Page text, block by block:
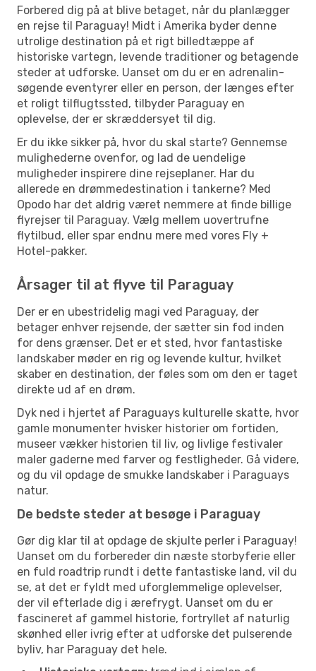
Forbered dig på at blive betaget, når du planlægger
en rejse til Paraguay! Midt i Amerika byder denne
utrolige destination på et rigt billedtæppe af
historiske vartegn, levende traditioner og betagende
steder at udforske. Uanset om du er en adrenalin-
søgende eventyrer eller en person, der længes efter
et roligt tilflugtssted, tilbyder Paraguay en
oplevelse, der er skræddersyet til dig.
Er du ikke sikker på, hvor du skal starte? Gennemse
mulighederne ovenfor, og lad de uendelige
muligheder inspirere dine rejseplaner. Har du
allerede en drømmedestination i tankerne? Med
Opodo har det aldrig været nemmere at finde billige
flyrejser til Paraguay. Vælg mellem uovertrufne
flytilbud, eller spar endnu mere med vores Fly +
Hotel-pakker.
Årsager til at flyve til Paraguay
Der er en ubestridelig magi ved Paraguay, der
betager enhver rejsende, der sætter sin fod inden
for dens grænser. Det er et sted, hvor fantastiske
landskaber møder en rig og levende kultur, hvilket
skaber en destination, der føles som om den er taget
direkte ud af en drøm.
Dyk ned i hjertet af Paraguays kulturelle skatte, hvor
gamle monumenter hvisker historier om fortiden,
museer vækker historien til liv, og livlige festivaler
maler gaderne med farver og festligheder. Gå videre,
og du vil opdage de smukke landskaber i Paraguays
natur.
De bedste steder at besøge i Paraguay
Gør dig klar til at opdage de skjulte perler i Paraguay!
Uanset om du forbereder din næste storbyferie eller
en fuld roadtrip rundt i dette fantastiske land, vil du
se, at det er fyldt med uforglemmelige oplevelser,
der vil efterlade dig i ærefrygt. Uanset om du er
fascineret af gammel historie, fortryllet af naturlig
skønhed eller ivrig efter at udforske det pulserende
byliv, har Paraguay det hele.